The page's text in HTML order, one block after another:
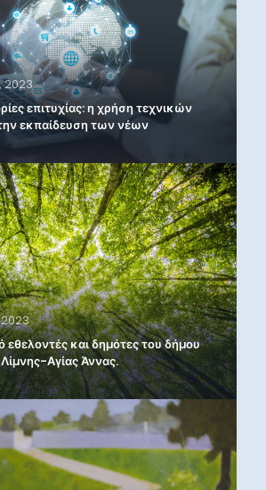
2023
επιτυχίας: η χρήση τεχνικών
εκπαίδευση των νέων
2023
εθελοντές και δημότες του δήμου
Αγίας Άννας.